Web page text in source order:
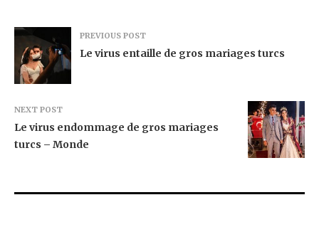
PREVIOUS POST
Le virus entaille de gros mariages turcs
NEXT POST
Le virus endommage de gros mariages
turcs – Monde